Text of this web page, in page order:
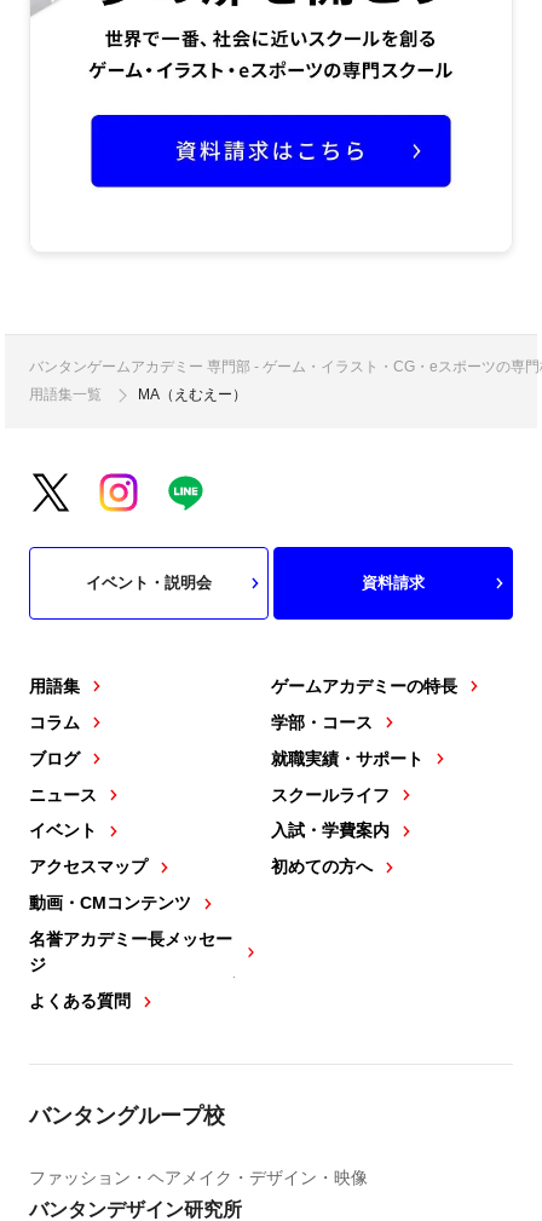
バンタンゲームアカデミー 専門部 - ゲーム・イラスト・CG・eスポーツの専
用語集一覧
MA（えむえー）
用語集
コラム
ブログ
ニュース
イベント
アクセスマップ
動画・CMコンテンツ
名誉アカデミー長メッセー
ジ
よくある質問
ゲームアカデミーの特長
学部・コース
就職実績・サポート
スクールライフ
入試・学費案内
初めての方へ
イベント・説明会 資料請求
バンタングループ校
ファッション・ヘアメイク・デザイン・映像
バンタンデザイン研究所